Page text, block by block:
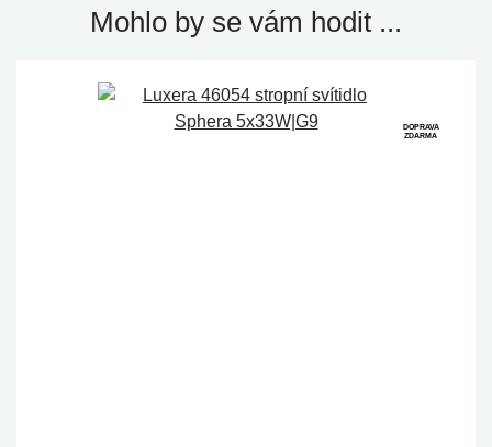
Mohlo by se vám hodit ...
DOPRAVA
ZDARMA